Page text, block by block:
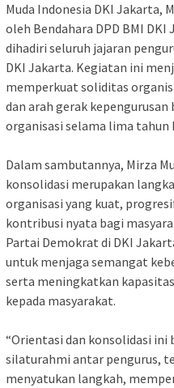
Muda Indonesia DKI Jakarta,
oleh Bendahara DPD BMI
dihadiri seluruh jajaran
DKI Jakarta. Kegiatan ini
memperkuat soliditas
dan arah gerak
organisasi selama lima tahun
‎Dalam sambutannya, Mirza
konsolidasi merupakan
organisasi yang kuat,
kontribusi nyata bagi
Partai Demokrat di DKI
untuk menjaga semangat
serta meningkatkan
kepada masyarakat.
‎“Orientasi dan konsolidasi ini
silaturahmi antar pengurus,
menyatukan langkah,